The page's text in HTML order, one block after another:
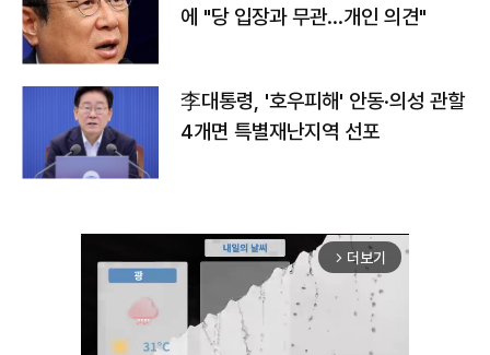
에 "당 입장과 무관…개인 의견"
李대통령, '호우피해' 안동·의성 관할
4개면 특별재난지역 선포
arrow_forward_ios 더보기